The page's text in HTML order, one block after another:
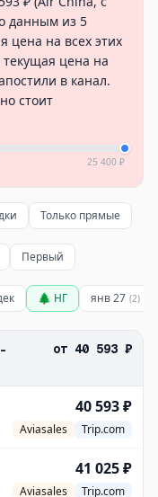
данным из 5
цена на всех этих
цена на
в канал.
стоит
25 400 ₽
Только прямые
Первый
🌲 НГ янв 27 (2)
от 40 593 ₽
40 593 ₽
Aviasales Trip.com
41 025 ₽
Aviasales Trip.com